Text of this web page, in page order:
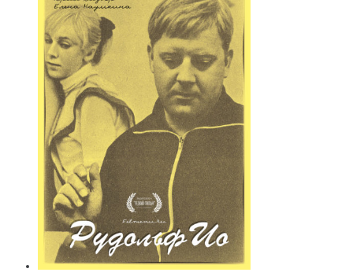
Оповещать меня о новых комментариях.